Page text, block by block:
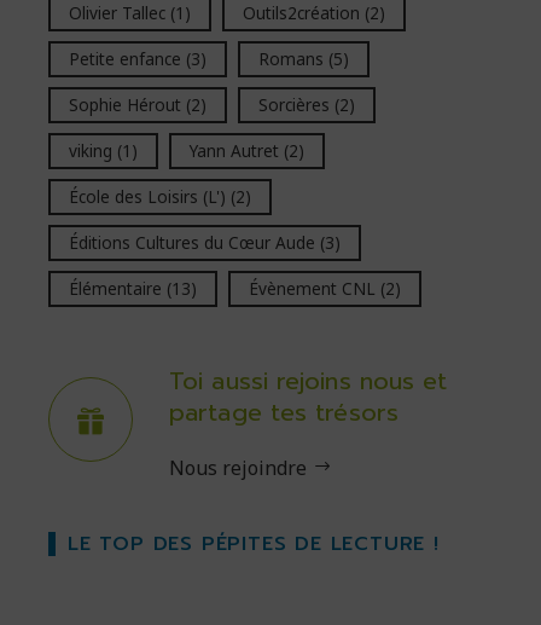
Olivier Tallec (1) Outils2création (2)
Petite enfance (3) Romans (5)
Sophie Hérout (2) Sorcières (2)
viking (1) Yann Autret (2)
École des Loisirs (L') (2)
Éditions Cultures du Cœur Aude (3)
Élémentaire (13) Évènement CNL (2)
Toi aussi rejoins nous et
partage tes trésors
Nous rejoindre
LE TOP DES PÉPITES DE LECTURE !